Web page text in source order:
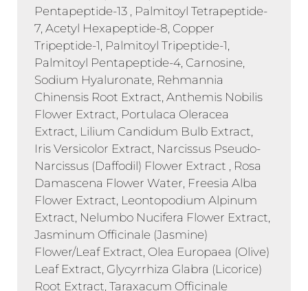
Pentapeptide-13 , Palmitoyl Tetrapeptide-
7, Acetyl Hexapeptide-8, Copper
Tripeptide-1, Palmitoyl Tripeptide-1,
Palmitoyl Pentapeptide-4, Carnosine,
Sodium Hyaluronate, Rehmannia
Chinensis Root Extract, Anthemis Nobilis
Flower Extract, Portulaca Oleracea
Extract, Lilium Candidum Bulb Extract,
Iris Versicolor Extract, Narcissus Pseudo-
Narcissus (Daffodil) Flower Extract , Rosa
Damascena Flower Water, Freesia Alba
Flower Extract, Leontopodium Alpinum
Extract, Nelumbo Nucifera Flower Extract,
Jasminum Officinale (Jasmine)
Flower/Leaf Extract, Olea Europaea (Olive)
Leaf Extract, Glycyrrhiza Glabra (Licorice)
Root Extract, Taraxacum Officinale